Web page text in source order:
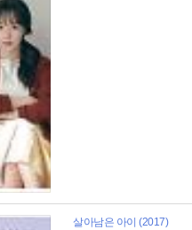
살아남은 아이 (2017)